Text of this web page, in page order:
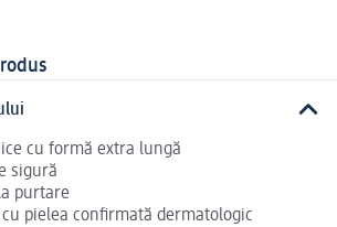
cu formă extra lungă
sigură
purtare
pielea confirmată dermatologic